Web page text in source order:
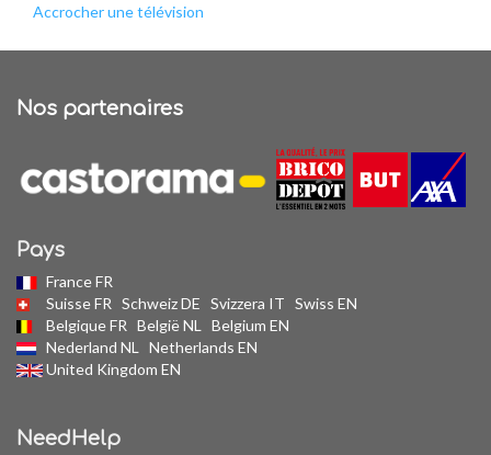
Accrocher une télévision
Nos partenaires
Pays
France FR
Suisse FR Schweiz DE Svizzera IT Swiss EN
Belgique FR België NL
Belgium EN
Nederland NL
Netherlands EN
United Kingdom EN
NeedHelp